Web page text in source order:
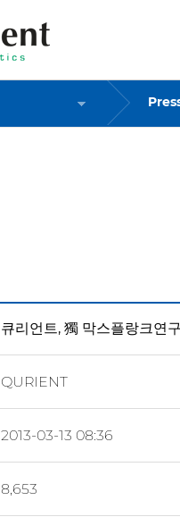
큐리언트, 獨 막스플랑크연
QURIENT
2013-03-13 08:36
8,653